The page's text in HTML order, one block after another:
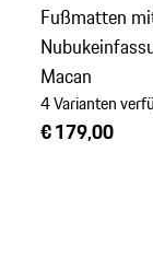
Fußmatten
Macan
4 Varianten
€ 179,00